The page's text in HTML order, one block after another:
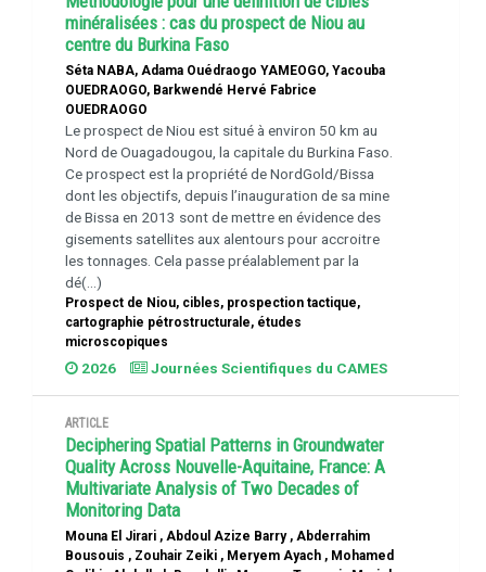
minéralisées : cas du prospect de Niou au
centre du Burkina Faso
Séta NABA, Adama Ouédraogo YAMEOGO, Yacouba
OUEDRAOGO, Barkwendé Hervé Fabrice
OUEDRAOGO
Le prospect de Niou est situé à environ 50 km au
Nord de Ouagadougou, la capitale du Burkina Faso.
Ce prospect est la propriété de NordGold/Bissa
dont les objectifs, depuis l’inauguration de sa mine
de Bissa en 2013 sont de mettre en évidence des
gisements satellites aux alentours pour accroitre
les tonnages. Cela passe préalablement par la
dé(...)
Prospect de Niou, cibles, prospection tactique,
cartographie pétrostructurale, études
microscopiques
2026 Journées Scientifiques du CAMES
ARTICLE
Deciphering Spatial Patterns in Groundwater
Quality Across Nouvelle-Aquitaine, France: A
Multivariate Analysis of Two Decades of
Monitoring Data
Mouna El Jirari , Abdoul Azize Barry , Abderrahim
Bousouis , Zouhair Zeiki , Meryem Ayach , Mohamed